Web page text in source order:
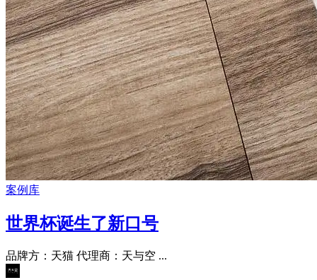
案例库
世界杯诞生了新口号
品牌方：天猫 代理商：天与空 ...